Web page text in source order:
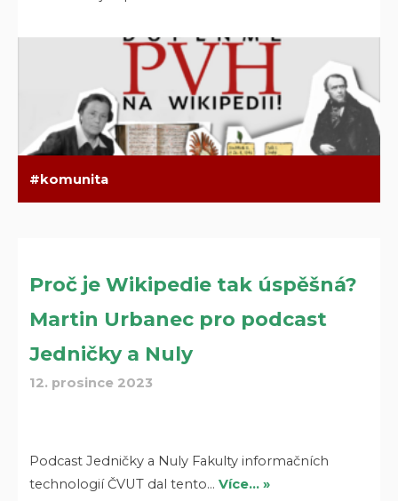
komunita
Proč je Wikipedie tak úspěšná?
Martin Urbanec pro podcast
Jedničky a Nuly
12. prosince 2023
Podcast Jedničky a Nuly Fakulty informačních
technologií ČVUT dal tento…Více… »